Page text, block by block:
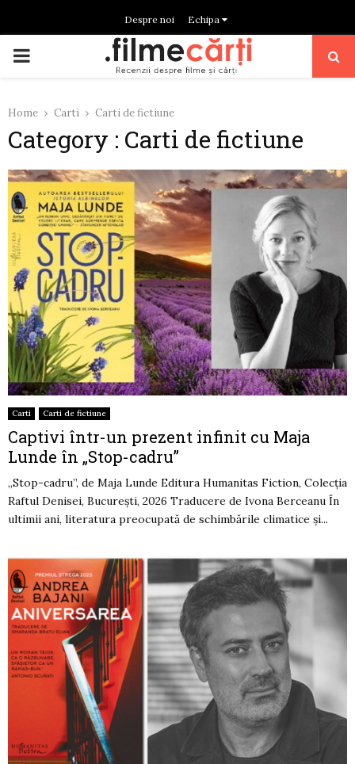
Despre noi Echipa
PRIMARY
Home Carti Carti de fictiune
Category : Carti de fictiune
Carti Carti de fictiune
Captivi într-un prezent infinit cu Maja
Lunde în „Stop-cadru”
„Stop-cadru”, de Maja Lunde Editura Humanitas Fiction, Colecția
Raftul Denisei, București, 2026 Traducere de Ivona Berceanu În
ultimii ani, literatura preocupată de schimbările climatice și...